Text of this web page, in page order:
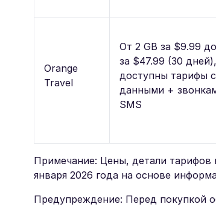
Orange
Travel
От 2 GB за $9.99
за $47.99 (30
доступны тарифы с
данными +
SMS
Примечание: Цены, детали тарифов
января 2026 года на основе
Предупреждение: Перед покупкой